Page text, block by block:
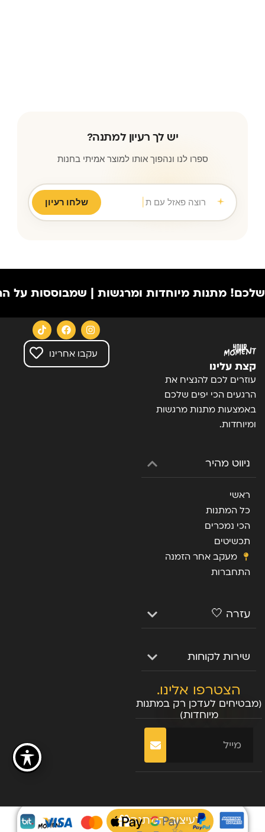
לעיצוב המתנה
יש לך רעיון למתנה?
ספרו לנו ונהפוך אותו למוצר אמיתי בחנות
משהו אישי לחב| שלחו רעיון
מתנות מיוחדות ומרגשות | שמבוססות על הרגעים
קצת עלינו
עוזרים לכם להנציח את
הרגעים הכי יפים שלכם
באמצעות מתנות מרגשות
ומיוחדות.
ניווט מהיר
ראשי
כל המתנות
הכי נמכרים
תכשיטים
מעקב אחר הזמנה
התחברות
עזרה 🤍
שירות לקוחות
הצטרפו אלינו.
(מבטיחים לעדכן רק במתנות
מיוחדות)
שליחה
עקבו אחרינו